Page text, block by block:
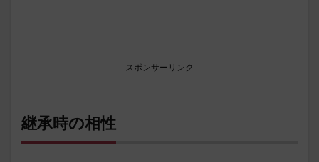
スポンサーリンク
継承時の相性